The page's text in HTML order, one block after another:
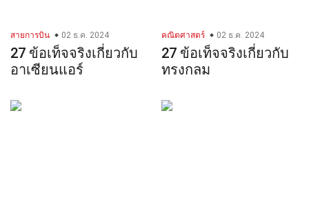
สายการบิน 02 ธ.ค. 2024
27 ข้อเท็จจริงเกี่ยวกับ
อาเซียนแอร์
คณิตศาสตร์ 02 ธ.ค. 2024
27 ข้อเท็จจริงเกี่ยวกับ
ทรงกลม